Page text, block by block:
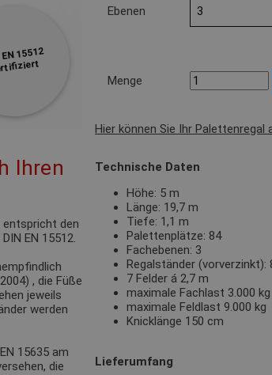
15512
Ebenen
Menge
Hier können Sie Ihr
Ihren
entspricht den
EN 15512.
, die Füße
jeweils
werden
15635 am
die
Technische Daten
Höhe: 5 m
Länge: 19,7 m
Tiefe: 1,1 m
Palettenplätze: 84
Fachebenen: 3
Regalständer (vorverzinkt):
7 Felder á 2,7 m
maximale Fachlast 3.000
maximale Feldlast 9.000 kg
Knicklänge 150 cm
Lieferumfang